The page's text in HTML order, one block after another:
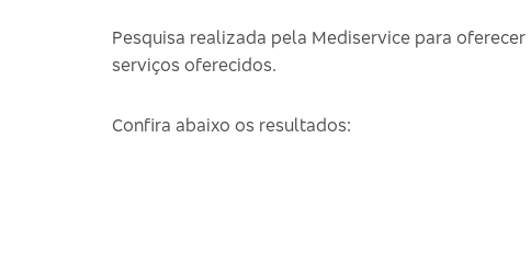
Pesquisa realizada pela Mediservice para
serviços oferecidos.
Confira abaixo os resultados: